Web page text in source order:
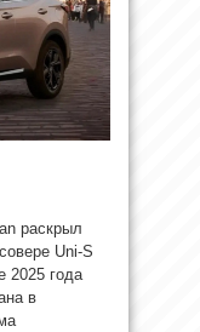
раскрыл
Uni-S
2025 года
в